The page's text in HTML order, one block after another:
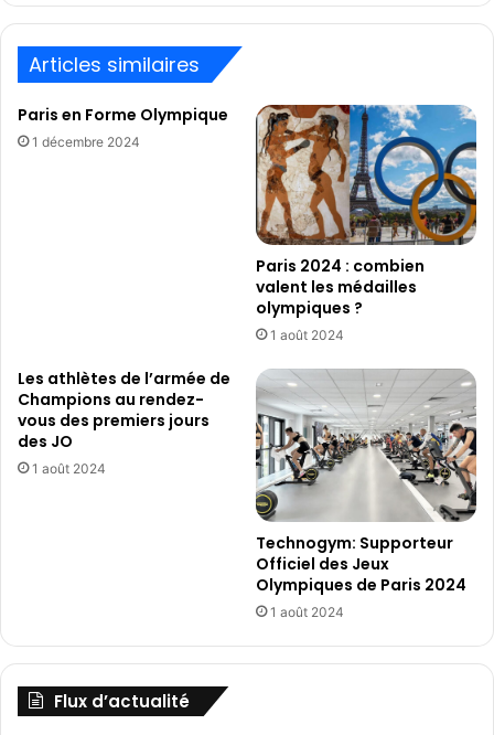
du
mondial
de
l’UNESCO
Articles similaires
Paris en Forme Olympique
1 décembre 2024
Paris 2024 : combien
valent les médailles
olympiques ?
1 août 2024
Les athlètes de l’armée de
Champions au rendez-
vous des premiers jours
des JO
1 août 2024
Technogym: Supporteur
Officiel des Jeux
Olympiques de Paris 2024
1 août 2024
Flux d’actualité